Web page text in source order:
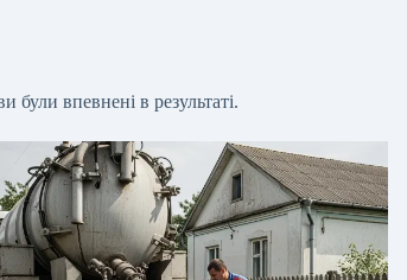
були впевнені в результаті.